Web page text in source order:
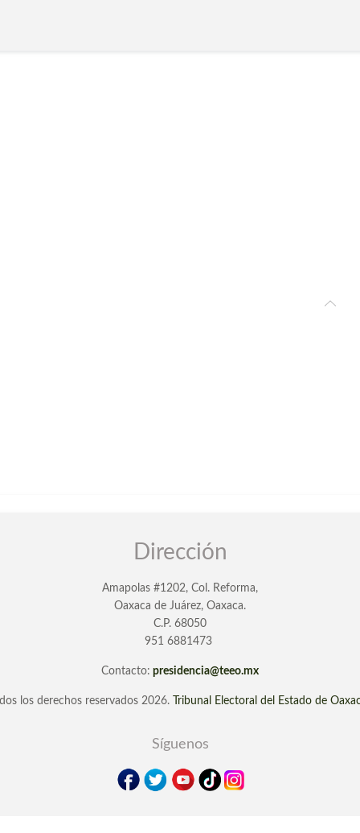
Dirección
Amapolas #1202, Col. Reforma,
Oaxaca de Juárez, Oaxaca.
C.P. 68050
951 6881473
Contacto: presidencia@teeo.mx
los derechos reservados 2026. Tribunal Electoral del Estado de
Síguenos